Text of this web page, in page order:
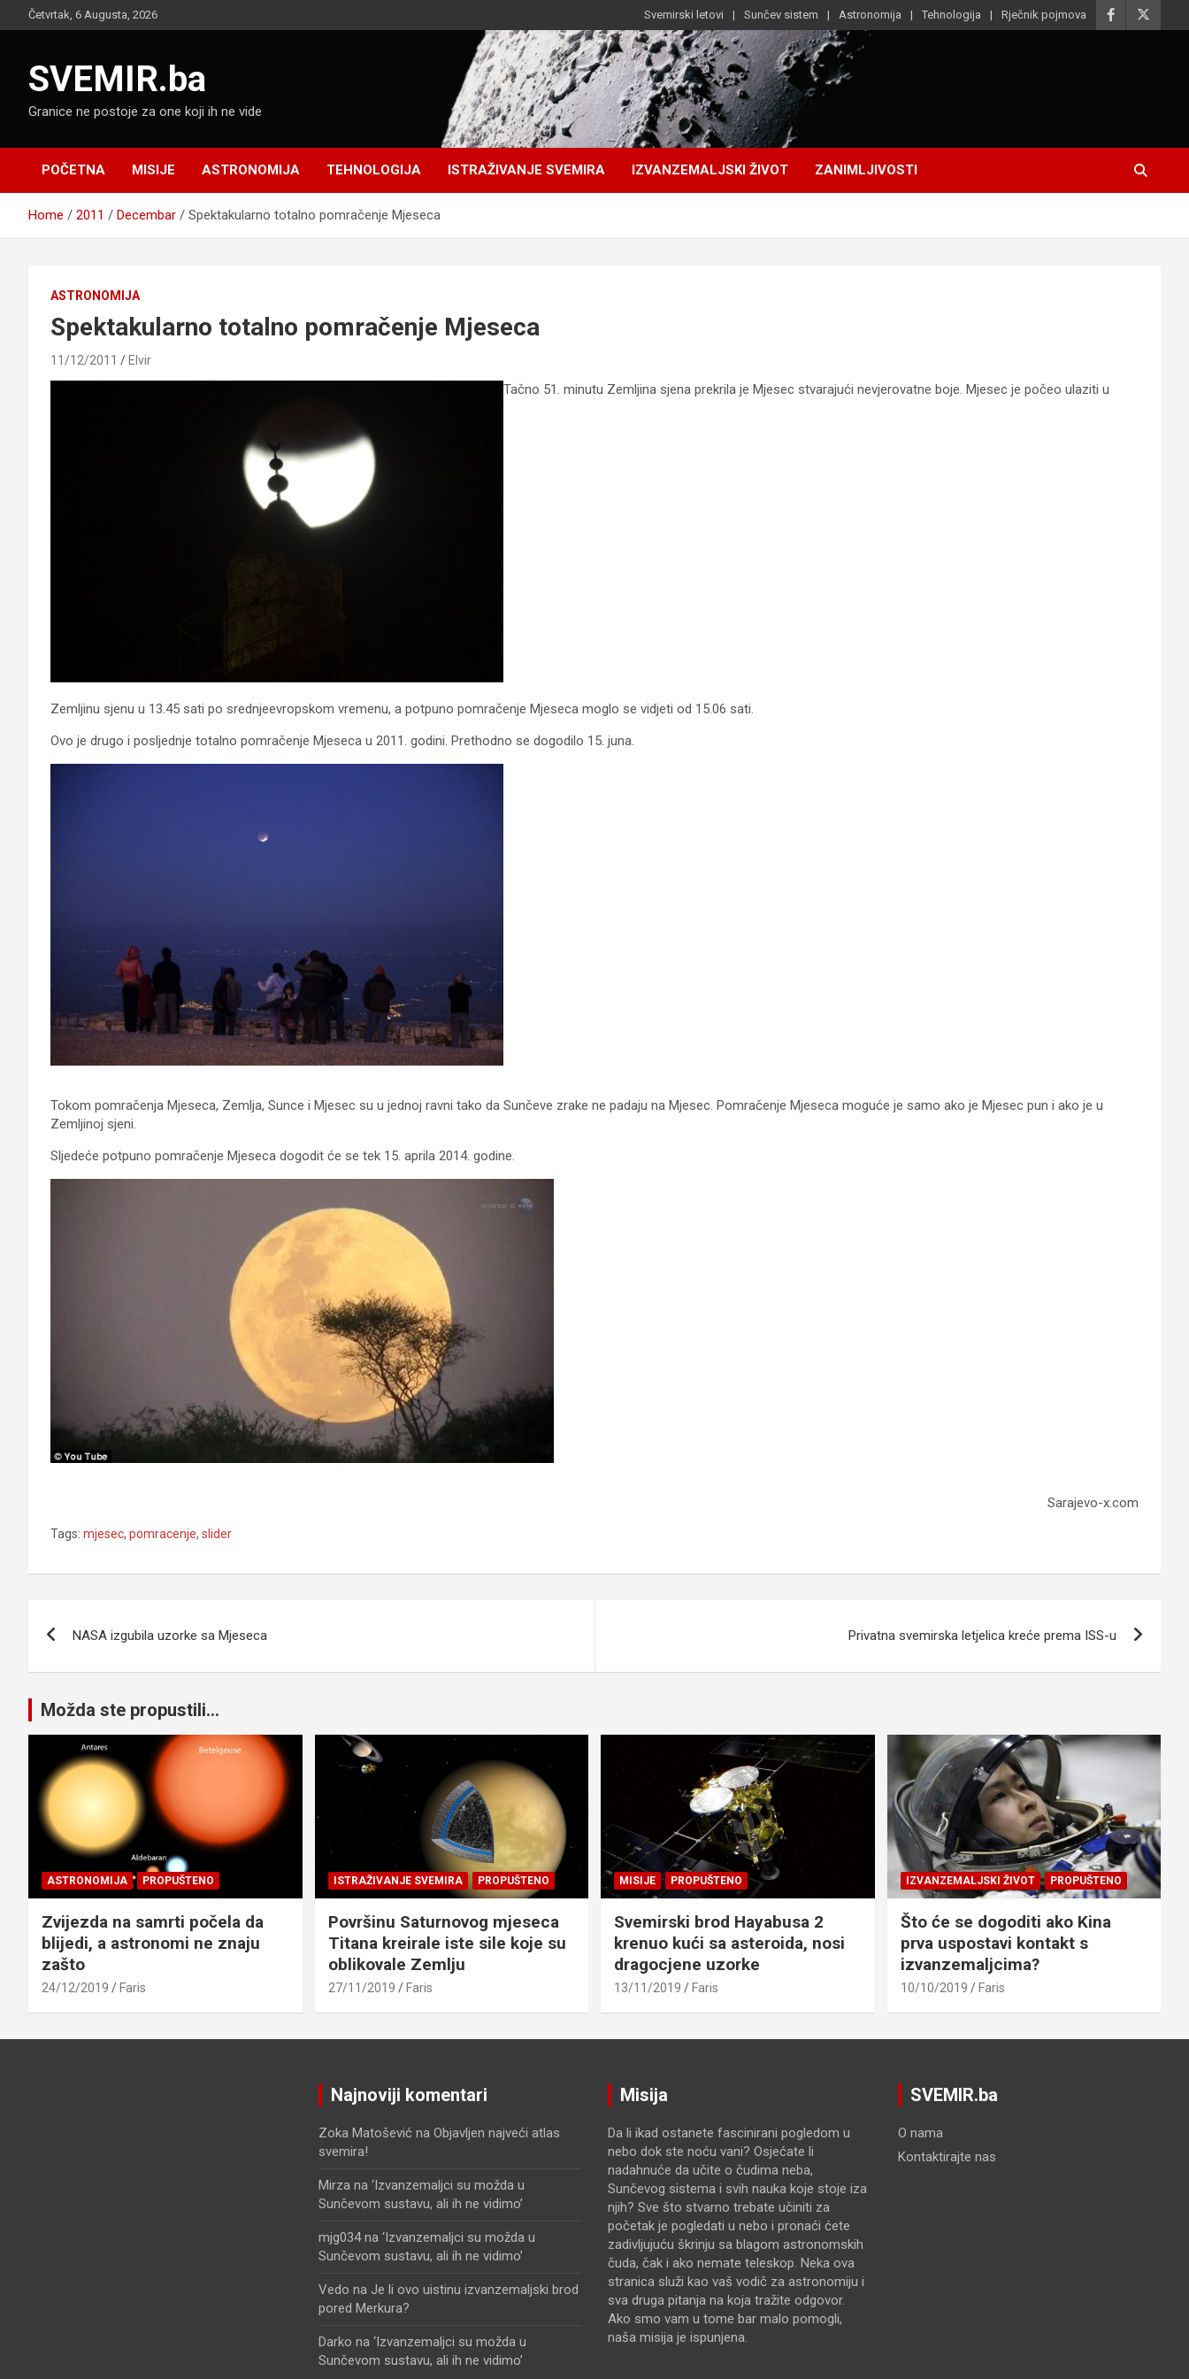
to
Četvrtak, 6 Augusta, 2026 Svemirski letovi Sunčev sistem Astronomija Tehnologija Rječnik pojmova
SVEMIR.ba
Granice ne postoje za one koji ih ne vide
POČETNA MISIJE ASTRONOMIJA TEHNOLOGIJA ISTRAŽIVANJE SVEMIRA IZVANZEMALJSKI ŽIVOT ZANIMLJIVOSTI
Home 2011 Decembar Spektakularno totalno pomračenje Mjeseca
ASTRONOMIJA
Spektakularno totalno pomračenje Mjeseca
11/12/2011 Elvir
Tačno 51. minutu Zemljina sjena prekrila je Mjesec stvarajući nevjerovatne boje. Mjesec je počeo ulaziti u
Zemljinu sjenu u 13.45 sati po srednjeevropskom vremenu, a potpuno pomračenje Mjeseca moglo se vidjeti od 15.06 sati.
Ovo je drugo i posljednje totalno pomračenje Mjeseca u 2011. godini. Prethodno se dogodilo 15. juna.
Tokom pomračenja Mjeseca, Zemlja, Sunce i Mjesec su u jednoj ravni tako da Sunčeve zrake ne padaju na Mjesec. Pomračenje Mjeseca moguće je samo ako je Mjesec pun i ako je u
Zemljinoj sjeni.
Sljedeće potpuno pomračenje Mjeseca dogodit će se tek 15. aprila 2014. godine.
Sarajevo-x.com
Tags: mjesec, pomracenje, slider
članaka
NASA izgubila uzorke sa Mjeseca Privatna svemirska letjelica kreće prema ISS-u
Možda ste propustili...
ASTRONOMIJA PROPUŠTENO
Zvijezda na samrti počela da
blijedi, a astronomi ne znaju
zašto
24/12/2019 Faris
ISTRAŽIVANJE SVEMIRA PROPUŠTENO
Površinu Saturnovog mjeseca
Titana kreirale iste sile koje su
oblikovale Zemlju
27/11/2019 Faris
MISIJE PROPUŠTENO
Svemirski brod Hayabusa 2
krenuo kući sa asteroida, nosi
dragocjene uzorke
13/11/2019 Faris
IZVANZEMALJSKI ŽIVOT PROPUŠTENO
Što će se dogoditi ako Kina
prva uspostavi kontakt s
izvanzemaljcima?
10/10/2019 Faris
Najnoviji komentari
Zoka Matoševićna Objavljen najveći atlas
svemira!
Mirzana ‘Izvanzemaljci su možda u
Sunčevom sustavu, ali ih ne vidimo’
mjg034na ‘Izvanzemaljci su možda u
Sunčevom sustavu, ali ih ne vidimo’
Vedo na Je li ovo uistinu izvanzemaljski brod
pored Merkura?
Darko na ‘Izvanzemaljci su možda u
Sunčevom sustavu, ali ih ne vidimo’
Misija
Da li ikad ostanete fascinirani pogledom u
nebo dok ste noću vani? Osjećate li
nadahnuće da učite o čudima neba,
Sunčevog sistema i svih nauka koje stoje iza
njih? Sve što stvarno trebate učiniti za
početak je pogledati u nebo i pronaći ćete
zadivljujuću škrinju sa blagom astronomskih
čuda, čak i ako nemate teleskop. Neka ova
stranica služi kao vaš vodič za astronomiju i
sva druga pitanja na koja tražite odgovor.
Ako smo vam u tome bar malo pomogli,
naša misija je ispunjena.
SVEMIR.ba
O nama
Kontaktirajte nas